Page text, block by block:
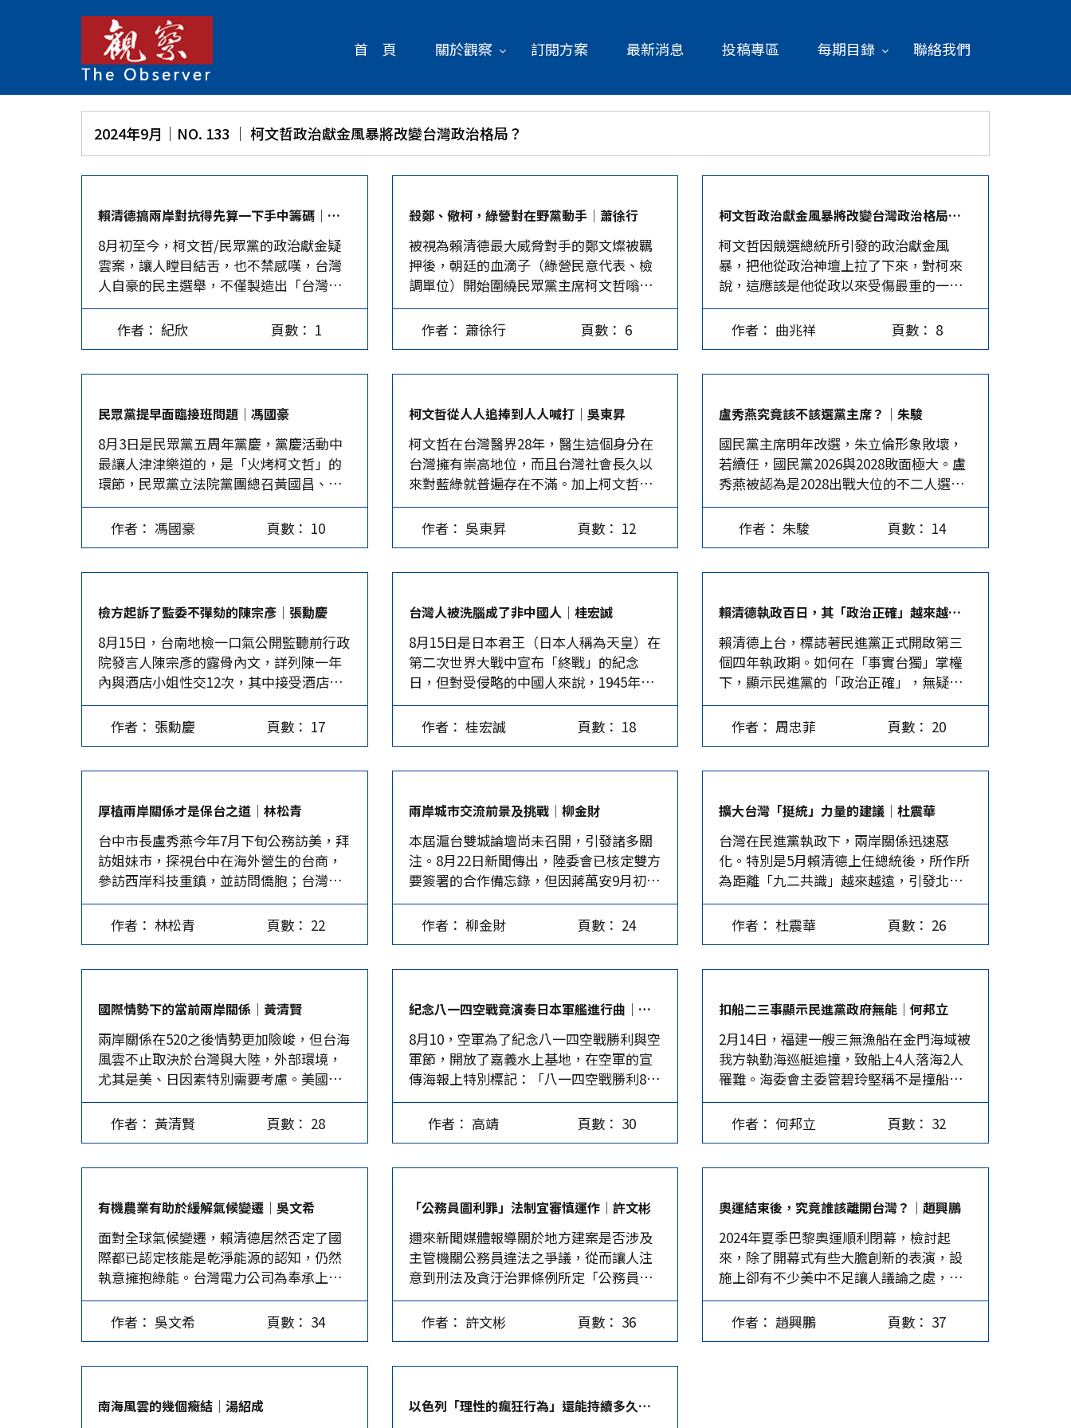
首 頁 關於觀察 訂閱方案 最新消息 投稿專區 每期目錄 聯絡我們
2024年9月｜NO. 133 │ 柯文哲政治獻金風暴將改變台灣政治格局？
賴清德搞兩岸對抗得先算一下手中籌碼│紀欣
8月初至今，柯文哲/民眾黨的政治獻金疑
雲案，讓人瞠目結舌，也不禁感嘆，台灣
人自豪的民主選舉，不僅製造出「台灣民
選獨裁」，原來還是一門賺大錢的生意。
長遠來看，該案影響所及絕非一人一黨的
政治前途，而是台灣政黨惡鬥的開始，更
成績單、無人關心正在憲法法庭審理的國
會改革釋憲案、沒人在意2025年國防預算
高達6,470億元，占GDP的2.45%，更少有
人注意到兩岸關係益發兵凶戰危。 前美國
駐聯合國大使海莉(Nikki Haley)近期受邀
來台演講，24日主動召開記者會指出，聯
合國第2758號決議不涉及台灣的地位，
「美國應積極施壓，為台灣爭取觀察員地
法案」」(Taiwan International
Solidarity…
作者： 紀欣 頁數： 1
殺鄭、儆柯，綠營對在野黨動手│蕭徐行
被視為賴清德最大威脅對手的鄭文燦被羈
押後，朝廷的血滴子（綠營民意代表、檢
調單位）開始圍繞民眾黨主席柯文哲嗡嗡
作響，賴清德雖疾呼打詐、反黑、肅貪不
得不然，必須進行到底；但在司法檢調還
在針對柯文哲相關作為進行蒐集調查之
檢調司法機關確認審判，然而透過「影
射」大法傷害柯P人設，目的不僅在釣出更
多相關弊案，以求一刀斃命，目的還在損
毀民眾對柯P的支持，更在牽制柯P的一舉
一動，以利民進黨2026及2028賴清德連任
之路的「儆柯」操作。 民進黨對在野黨動
手 2018年夏天，時任行政院促進轉型正義
委員會（簡稱促轉會）副主委的張天欽，
作而引發風波。錄音顯示，張天欽在8月24
日內部會議提及「除垢」時，把矛頭指向
當時國民黨新北市長候選人侯友宜，稱
「你看侯友宜，這個如果沒有操作，很可
惜」，要求該會研究員加班，也要找出各
國類似侯友宜的案例，稱侯友宜「是轉型
正義最惡劣的例子」；並強調「我們本來
是南廠，現在變西廠，後來升格變東
射殺傷力最強了」。 民進黨擅長以影射
法，連串掌握媒體的力量，不斷以影射殺
傷其競爭對手，2020、2024陸續針對韓國
瑜、侯友宜進行諸多不實報導與追殺，事
後法院又以政治人物需受社會公評為由，
協助加害者逃避責任。事過境遷後如船過
水無痕，連提都沒有人再提了。…
作者： 蕭徐行 頁數： 6
柯文哲政治獻金風暴將改變台灣政治格局？│曲兆祥
柯文哲因競選總統所引發的政治獻金風
暴，把他從政治神壇上拉了下來，對柯來
說，這應該是他從政以來受傷最重的一個
風暴。姑且不論他在這些爭議事件中到底
有無政治責任，甚至法律責任，他十年來
辛苦經營、維持的清廉形象已然受到重
現在才知道我是韭菜。」這話酸到爆表，
但也道出很多小草們的心聲。 柯P成功的
主客觀條件 客觀地說，柯文哲以一己之力
創造出兩任台北市長，一場總統大選創下
300多萬票的成績，確實不容易。即使柯不
是紀錄保持者，因2000年無黨籍宋楚瑜所
得選票還高出他一截，但能有這樣的成
績，在台灣政壇絕對是少有的。 柯文哲憑
條件的配合。柯P的人格特質，不修飾的言
詞風格、卡通模式的無厘頭作派，在在吸
引了年輕網路族群的喜愛，這些主觀特質
讓他成為網路寵兒，始終維持在「台灣政
治人物支持度」調查的前十名，而且時間
長達十年（2014-2024）之久。…
作者： 曲兆祥 頁數： 8
民眾黨提早面臨接班問題│馮國豪
8月3日是民眾黨五周年黨慶，黨慶活動中
最讓人津津樂道的，是「火烤柯文哲」的
環節，民眾黨立法院黨團總召黃國昌、黨
團主任陳智菡在台上，你一言、我一語地
「吐槽」柯文哲，沒想到，「火烤柯文
哲」很快就成真了。 三天後的8月6日，遭
授權方式流向「木可公關公司」。承辦去
年柯文哲總統大選2場造勢活動的「時樂股
份有限公司」、「尼奧創意行銷有限公
司」負責人戴利玲，9日發出聲明強調，柯
文哲在帳目上所列的三筆款項並不存在，
且公司從未開具過相關發票。8月12日下
午，民眾黨舉行政治獻金說明記者會。陳
智菡指出，競選總部財務部委託端木正會
何人商量下擅自把金額調節成9筆申報。
民眾黨因應策略有三 第一，將所有問題歸
在會計師端木正身上：民眾黨強調所有競
選經費、帳務、報帳都「外包」給了端木
正，競選總部不知情、也未參與競選經費
事宜，柯文哲本人更是完全不知情。 第
二，絕對不能延燒到柯文哲本人：除了把
端木正作為斷點外，民眾黨還可能會設計
如何，就是不能燒到柯文哲及其家人。…
作者： 馮國豪 頁數： 10
柯文哲從人人追捧到人人喊打│吳東昇
柯文哲在台灣醫界28年，醫生這個身分在
台灣擁有崇高地位，而且台灣社會長久以
來對藍綠就普遍存在不滿。加上柯文哲面
對媒體總是有問必答、金句連連、幽默風
趣，懂得利用網路行銷自己、搞政治人物
網紅化、投年輕人所好，十年前柯文哲在
長，可以說，剛出道就達到個人聲望的巔
峰。 凡走過必留下痕跡 但柯文哲終究抗拒
不了金錢的誘惑，今年1月大選後，就傳出
檢調在積極偵辦他牽涉圖利民間企業高達
百億的三大案。不過拖了半年，依舊沒有
被約談。面對弊案傳聞，柯文哲7月30日在
接受訪談時，還自信滿滿地說「對啦！有
圖利，但哪個地方不合法呢？」因為柯文
利私人企業也沒有不法。這樣的表態，讓
不熟悉法律的支持者鬆了一口氣、相信柯
文哲的清白。 就在各界懷疑究竟這把火會
不會燒到柯文哲身上時，因大選期間合作
廠商不認假帳，讓柯再度成為弊案焦點。
這次不僅扯出假發票，連帶爆發疑似政治
獻金的洗錢風波，這才讓外界知道，原來
在選戰期間不斷哭窮，要求支持者捐款、
識人不明、用人不當？…
作者： 吳東昇 頁數： 12
盧秀燕究竟該不該選黨主席？│朱駿
國民黨主席明年改選，朱立倫形象敗壞，
若續任，國民黨2026與2028敗面極大。盧
秀燕被認為是2028出戰大位的不二人選，
但性格作風與侯友宜頗有類似之處，難以
改革沉疴纏身的國民黨。國民黨必須透過
選舉，讓形象清新、有理想性與批判能
敝的機會。 國民黨總統大選連三敗，最近
兩敗是在民進黨完全執政出現荒唐敗政與
貪腐的情況下，黨內竟還出現實質分裂所
致。國民黨是主席一言堂的政黨，首先要
負責任的當然是黨主席。朱立倫自2016年
以來已經搞壞兩次大選，酷愛內鬥，拙於
外鬥，形象窳劣，拖垮國民黨氣勢，在
2024大選曝露無遺，但依然把持權位，必
金平在路竹老家席開16桌宴請盧秀燕，席
間王明說「如果盧秀燕要選，會支持」，
盧未敢表態。自此，多家媒體開始密切關
注此議題，盧不斷被問及參選意願。不論
盧最終是否參選，國民黨主席改選之戰顯
然已然開打。 國民黨2024敗選後，盧秀燕
被各方預期為國民黨2028總統選戰的不二
人選。國民黨內有一種馬英九也贊同的說
因此主張盧若想選2028，應該先拿下黨主
席。…
作者： 朱駿 頁數： 14
檢方起訴了監委不彈劾的陳宗彥│張勳慶
8月15日，台南地檢一口氣公開監聽前行政
院發言人陳宗彥的露骨內文，詳列陳一年
內與酒店小姐性交12次，其中接受酒店業
者性招待2次，除對陳偵結起訴外，還要求
從重量刑。這一件有關陳在台南市府任職
新聞處長和民政局長時的貪腐和喝花酒
發，令人疑竇。 行政院長卓榮泰表示要官
員避開飲宴，連國民黨立委謝龍介都為此
稱讚賴清德打貪有成。但此案目的真的在
打貪嗎？ 首先，此案和賴清德任職台南市
長期間用人有關。今年3月，監察院以2票
同意、11票不同意，彈劾陳宗彥案不成
立，引發輿情怒火，國民黨把那11位監委
列入死當黑名單。而主動調查此案的監委
後，對陳案重啟調查的南檢此刻把案情全
都露，證明先前監委不通過彈劾可能有高
度政治考量，甚至是揣摩上意。今日大翻
車，造成監委信譽不保，也可能會有人要
求彈劾那11位投不同意票的監委。這也證
實了檢查體系政治辦案，更顯示賴清德為
了替自己漂白，拉了個人來當替死鬼。 陳
宗彥進不了公門後，外傳有企業請他去當
他一槍弊命。這種鬥爭手段不能簡單下定
論是賴清德打貪腐有魄力，或用最高道德
標準治黨。瞧一瞧用國舅當資政，賴皮寮
顯然依舊耍賴，當然也讓整個檢方得了東
廠汙名，法務部長成了總統的御用打手。
…
作者： 張勳慶 頁數： 17
台灣人被洗腦成了非中國人│桂宏誠
8月15日是日本君王（日本人稱為天皇）在
第二次世界大戰中宣布「終戰」的紀念
日，但對受侵略的中國人來說，1945年的
這一天是日本君王要求日軍放下武器「投
降」的日子。因此，被日本殖民統治50年
的台灣，其實是在這天重回中國的懷抱。
10日，空軍開放嘉義基地提供民眾參觀，
是為慶祝8月14日空軍節。而空軍節是為紀
念1937年的這一天，中國空軍首次迎擊來
犯的日本戰機，並得到輝煌勝果。然而，
嘉義空軍基地當日在三軍儀隊進行表演
時，樂隊演奏的卻是日本海上自衛隊的
《軍艦進行曲》。 國防部長顧立雄雖是一
個「台獨頑固分子」，但國防部示範樂隊
來在「去中國化」、「台獨史觀」的教育
薰陶下，早已變質為「台軍」。 因此，空
軍軍歌裡的「俯瞰太平洋濱」，或許尚能
讓飛行員產生共鳴，但「遨遊崑崙上
空」、「看五嶽三江，雄關要塞」及「我
們要用血汗永固中華魂」幾句，空軍軍人
唱起來，恐怕只是像小和尚念經吧。…
作者： 桂宏誠 頁數： 18
賴清德執政百日，其「政治正確」越來越挑釁│周忠菲
賴清德上台，標誌著民進黨正式開啟第三
個四年執政期。如何在「事實台獨」掌權
下，顯示民進黨的「政治正確」，無疑是
賴清德及其團隊追求的核心目標。 賴清德
以「台獨自白」、「硬抗大陸」的方式開
啟執政。520後，民進黨當局的「政治正
的關係？為什麼說，民進黨的大陸政策越
來越具挑釁性？ 想藉強化內治提升支持率
賴清德是脆弱多數執政。其「新兩國論」
導致兩岸關係比蔡英文時期更風高浪急。
事實上，自蔡英文將中國大陸視為威脅，
民進黨不承認「九二共識」後，大陸就不
與民進黨當局有任何官方來往。因此，賴
清德在兩岸關係上，一方面是「破罐子破
清德將焦點放在「民進黨內部肅貪」、陸
委會是否「開放兩岸民間旅遊」、蔡英文
論文門「即將被引爆」，以及檢調辦理民
眾黨選舉經費案，導致柯文哲眾叛親離
等。從這些現象來看，民進黨經過蔡英文8
年執政，台灣的「文化工程」已盡歸其
囊，要怎麼演就怎麼演。這些集中轟炸的
效應都是障眼法，都是民進黨運作的結
作者： 周忠菲 頁數： 20
厚植兩岸關係才是保台之道│林松青
台中市長盧秀燕今年7月下旬公務訪美，拜
訪姐妹市，探視台中在海外營生的台商，
參訪西岸科技重鎮，並訪問僑胞；台灣媒
體臆測她此行，是備戰2028總統大選。8月
15日晚間，國民黨主席朱立倫也帶了海外
部主任陳以信、組織發展委員會主委許宇
句場面話，或接觸一、二名官員，回台後
即能告訴選民得到美方肯定了？難道他們
真以為依靠美國，就能保持台海現狀，或
以為做好對美關係就能保台？ 李登輝從執
意直選開始就花錢向美國疏通，終於1995
年6月訪美，並去康乃爾大學演講；大陸於
當年7月發動軍演威嚇；1996年3月台灣大
選投票前，大陸解放軍向台灣南、北海域
統都以美國為助力，媒體謔稱參選人赴美
像「接受面試」。 陳水扁選總統前未赴美
面試，但任台北市長時曾訪美，並與拜登
（當年是民主黨參議員）會面。馬英九在
美國拿到博士學位，當台北市長後曾訪
美，美國朝野對他有一定的認識，成為總
統候選人後也未赴美面試。蔡英文曾留學
美國，2011和2015年準備參選總統時兩次
給馬英九。四年後，她在島內聲勢鵲起，
再赴美時獲官方接待，順利當選。…
作者： 林松青 頁數： 22
兩岸城市交流前景及挑戰│柳金財
本屆滬台雙城論壇尚未召開，引發諸多關
注。8月22日新聞傳出，陸委會已核定雙方
要簽署的合作備忘錄，但因蔣萬安9月初要
訪美，論壇時間會延至9月中下旬之後。至
於上海會派誰率團來台，蔣萬安去年赴上
海出席論壇時，曾當面邀請上海市長龔
面希望要強化兩岸城市交流，理論上與藍
白執政縣市政府交流應較無問題，與民進
黨執政縣市進行城市交流，因無「九二共
識」作為政治前提，民共間較不可能進行
城市交流；惟若該縣市議會議員為藍營居
多數，也會與地方議會進行往來互動交
流。 首先，滬台雙城論壇持續辦理，源自
「九二共識」及兩岸一家親的堅持。上
出，開始於馬英九主政後的2010年。後召
開滬台雙城論壇，曾歷經國民黨、民眾黨
主政，再回到國民黨主政，不因政黨輪替
而改變。 歷經國民黨籍郝龍斌市長、民眾
黨籍柯文哲市長及國民黨籍蔣萬安市長，
雙城論壇能召開的關鍵因素在於國民黨堅
持「九二共識」、反對台獨，而民眾黨主
席柯文哲倡議「一五新觀點」及「兩岸一
涉及議題相當廣泛，且非高度敏感政治議
題。郝龍斌主政期間，2010至2014年論壇
作者： 柳金財 頁數： 24
擴大台灣「挺統」力量的建議│杜震華
台灣在民進黨執政下，兩岸關係迅速惡
化。特別是5月賴清德上任總統後，所作所
為距離「九二共識」越來越遠，引發北京
強烈反彈，大陸民間武統的聲浪高漲，武
嚇動作也顯著提高。 然而，兩岸開戰無論
結果如何，必然引發生命財產的重大損
甚至會拖緩中華民族偉大復興的進程。因
此，北京政府迄今仍主張「和平統一」，
此乃明智之舉。 和統需提升台灣挺統力量
只是，迄今為止，台灣內部支持統一的力
量，仍在逐漸減弱中。其原因相當複雜，
已於本刊上期筆者文章〈對台統戰何以效
果不大〉中闡述。然而，由於台灣實施西
方式民主制度，若要以「和統」解決兩岸
判來完成兩岸合併。 如何提升台灣內部支
持統一的力量？由於台灣有美國撐腰力
挺，而美國的軍事力量仍然在全球居首，
所以，許多台灣民眾基本上有恃無恐，故
無論是武嚇或全球圍堵台灣對外活動的空
間，都無法拘束台灣民眾往「挺統」的方
向靠攏，卻只會引發更多「仇中」、「反
中」的情緒，這是挺統力量下滑的極重要
作者： 杜震華 頁數： 26
國際情勢下的當前兩岸關係│黃清賢
兩岸關係在520之後情勢更加險峻，但台海
風雲不止取決於台灣與大陸，外部環境，
尤其是美、日因素特別需要考慮。美國即
將在11月舉行總統大選，日本也將在9月改
組內閣，國際產業情勢瞬息萬變，這些都
將考驗著台灣政治人物是否能處理好兩岸
強硬的對華政策卻是兩黨少有的共識。無
論是賀錦麗或川普勝出，美國對中的脫
鉤、斷鏈、去風險化的貿易戰、科技戰仍
會持續。 美國以「供應鏈安全」與「理念
相近夥伴國家」為由，主導「友岸外
包」，造就了越南、印度、墨西哥等新興
市場崛起。但中美經貿關係綿密，不像冷
戰時期的美蘇關係幾乎沒有任何交集；在
南的出口額激增了72％，對墨西哥出口額
更大幅成長155％，這顯示大陸製造商透過
作者： 黃清賢 頁數： 28
紀念八一四空戰竟演奏日本軍艦進行曲│高靖
8月10，空軍為了紀念八一四空戰勝利與空
軍節，開放了嘉義水上基地，在空軍的宣
傳海報上特別標記：「八一四空戰勝利87
周年」。沒料到，在這場反擊日本軍隊侵
略的勝利日，竟上演了一場極盡媚日的噁
心活動。 「空軍節」的由來 每年8月14日
軍木更津航空隊與鹿屋航空隊，對中國城
市展開轟炸，我國空軍的第四大隊升空奮
勇抵抗日軍，打下了日本海軍九六式轟炸
機。 從8月14日接連幾天，日本海軍出動
各式飛機轟炸中國，而我空軍戰鬥機飛行
員與日本海軍飛行員在空中決戰。日本海
軍飛行員不敵中國空軍飛行員的勇敢與不
畏犧牲，原本日本海軍輕視中國空軍的戰
演奏日本軍歌…
作者： 高靖 頁數： 30
扣船二三事顯示民進黨政府無能│何邦立
2月14日，福建一艘三無漁船在金門海域被
我方執勤海巡艇追撞，致船上4人落海2人
罹難。海委會主委管碧玲堅稱不是撞船，
又提不出蒐錄影像證據，被國台辦發言人
痛批冷血、令人不恥。原本兩岸紅十字會
即可以處理的意外事故，竟演變成兩岸重
解決 針對214撞船事件，陸方原先就提出
四大訴求：一真相、究責、道歉、賠償，
最後在人道優先、死者為大的考量下，雙
方各退讓一步，達成協議。每人賠償金
（後改為慰問金）150萬元人民幣，由民間
團體支付，讓罹難者家屬生活得到照顧；
同時將海巡人員每天上香祭拜的兩具遺
體、以及被撞的漁船一併交回大陸。7月30
作者： 何邦立 頁數： 32
有機農業有助於緩解氣候變遷│吳文希
面對全球氣候變遷，賴清德居然否定了國
際都已認定核能是乾淨能源的認知，仍然
執意擁抱綠能。台灣電力公司為奉承上
意，居然於7月24日颱風天宣布，風力發電
已突破如同核三廠的發電容量，但難道台
灣一天到晚都在颳颱風嗎？若真是如此，
上路，將加速光電業者搶地種電的規模及
力度。發展綠能不是不可行，但先決條件
作者： 吳文希 頁數： 34
「公務員圖利罪」法制宜審慎運作│許文彬
邇來新聞媒體報導關於地方建案是否涉及
主管機關公務員違法之爭議，從而讓人注
意到刑法及貪汙治罪條例所定「公務員圖
利罪」，其司法實務運作的寬嚴問題，值
得深入探究，以期毋枉毋縱。 長時期以
來，公務員在行政作為的裁量範圍內，每
罪」定讞收場。然而其訴訟過程之身心折
磨、名譽損失，就不是「遲來的正義」所
作者： 許文彬 頁數： 36
奧運結束後，究竟誰該離開台灣？│趙興鵬
2024年夏季巴黎奧運順利閉幕，檢討起
來，除了開幕式有些大膽創新的表演，設
施上卻有不少美中不足讓人議論之處，例
如，打著環保噱頭，竟然讓運動員睡紙板
床、大熱天沒有冷氣，實在有點過頭。最
令人詬病的還是，這次對大陸游泳選手過
作者： 趙興鵬 頁數： 37
南海風雲的幾個癥結│湯紹成 以色列「理性的瘋狂行為」還能持續多久？│水秉和